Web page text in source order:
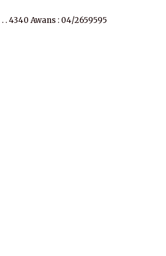
. 4340 Awans : 04/2659595